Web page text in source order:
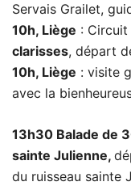
Servais Grailet,
10h, Liège :
clarisses, départ
10h, Liège : visite
avec la
13h30 Balade de
sainte Julienne,
du ruisseau sainte